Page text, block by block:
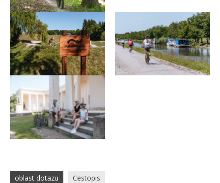
oblast dotazu Cestopis